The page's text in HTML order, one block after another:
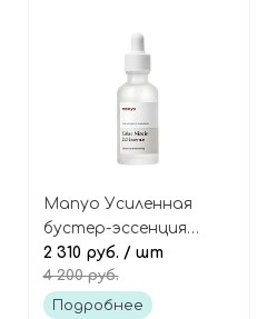
Manyo Усиленная
бустер-эссенция
против пигментации
и пост-акне, Galac
Niacin 2.0 Essence
2 310 руб. / шт
4 200 руб.
Подробнее